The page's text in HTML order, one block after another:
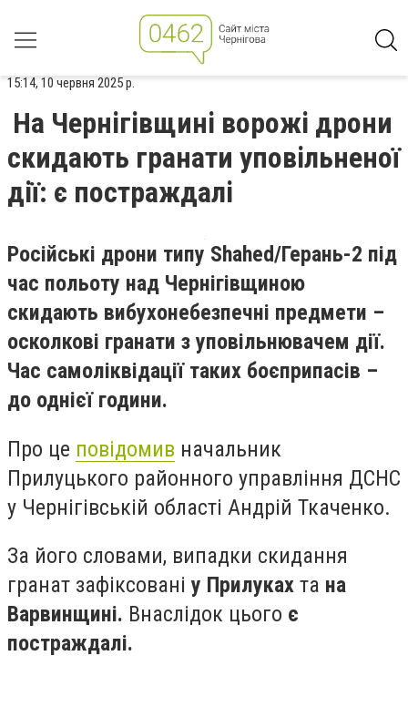
15:14, 10 червня 2025 р.
На Чернігівщині ворожі дрони
скидають гранати уповільненої
дії: є постраждалі
Російські дрони типу Shahed/Герань-2 під
час польоту над Чернігівщиною
скидають вибухонебезпечні предмети –
осколкові гранати з уповільнювачем дії.
Час самоліквідації таких боєприпасів –
до однієї години.
Про це повідомив начальник
Прилуцького районного управління ДСНС
у Чернігівській області Андрій Ткаченко.
За його словами, випадки скидання
гранат зафіксовані у Прилуках та на
Варвинщині. Внаслідок цього є
постраждалі.